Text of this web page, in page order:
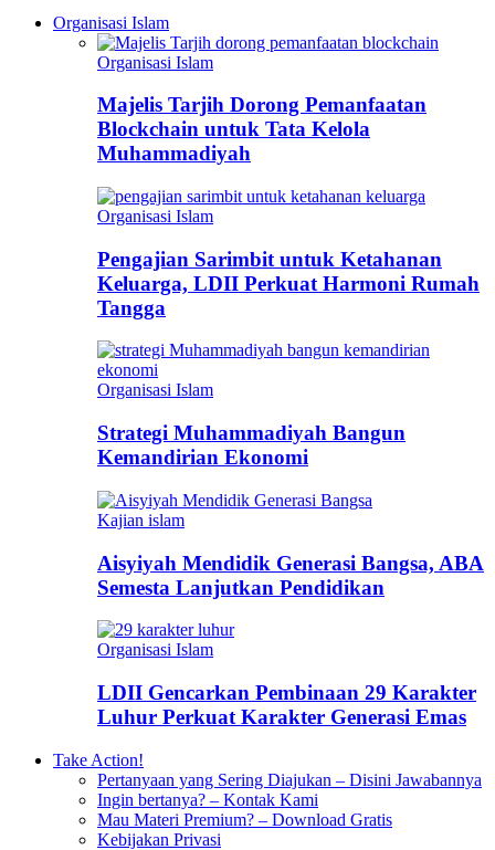
Organisasi Islam
Organisasi Islam
Majelis Tarjih Dorong Pemanfaatan
Blockchain untuk Tata Kelola
Muhammadiyah
Organisasi Islam
Pengajian Sarimbit untuk Ketahanan
Keluarga, LDII Perkuat Harmoni Rumah
Tangga
Organisasi Islam
Strategi Muhammadiyah Bangun
Kemandirian Ekonomi
Kajian islam
Aisyiyah Mendidik Generasi Bangsa, ABA
Semesta Lanjutkan Pendidikan
Organisasi Islam
LDII Gencarkan Pembinaan 29 Karakter
Luhur Perkuat Karakter Generasi Emas
Take Action!
Pertanyaan yang Sering Diajukan – Disini Jawabannya
Ingin bertanya? – Kontak Kami
Mau Materi Premium? – Download Gratis
Kebijakan Privasi